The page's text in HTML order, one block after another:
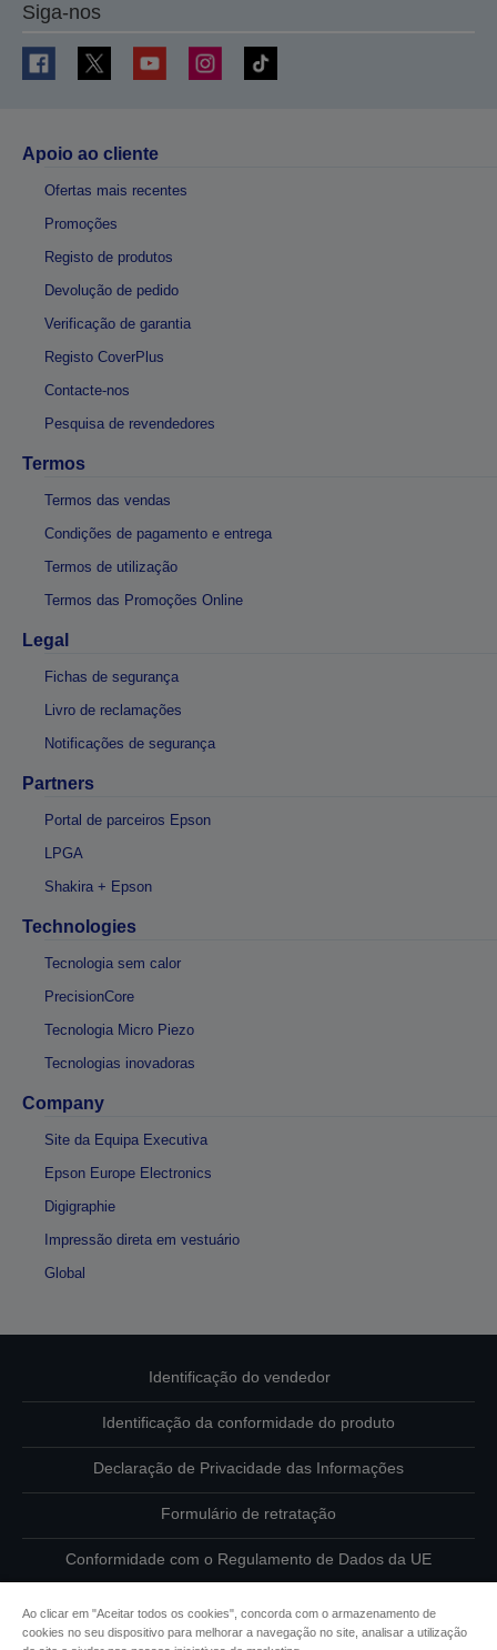
Siga-nos
Apoio ao cliente
Ofertas mais recentes
Promoções
Registo de produtos
Devolução de pedido
Verificação de garantia
Registo CoverPlus
Contacte-nos
Pesquisa de revendedores
Termos
Termos das vendas
Condições de pagamento e entrega
Termos de utilização
Termos das Promoções Online
Legal
Fichas de segurança
Livro de reclamações
Notificações de segurança
Partners
Portal de parceiros Epson
LPGA
Shakira + Epson
Technologies
Tecnologia sem calor
PrecisionCore
Tecnologia Micro Piezo
Tecnologias inovadoras
Company
Site da Equipa Executiva
Epson Europe Electronics
Digigraphie
Impressão direta em vestuário
Global
Identificação do vendedor
Identificação da conformidade do produto
Declaração de Privacidade das Informações
Formulário de retratação
Conformidade com o Regulamento de Dados da UE
Ao clicar em "Aceitar todos os cookies", concorda com o armazenamento de
cookies no seu dispositivo para melhorar a navegação no site, analisar a utilização